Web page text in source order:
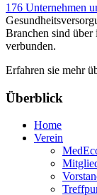
176 Unternehmen
Branchen sind
verbunden.
Erfahren sie mehr
Überblick
Home
Verein